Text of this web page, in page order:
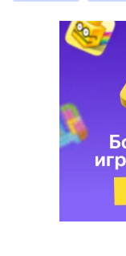
В ГИБДД
сезон, так как
ездить на
гибели
Белой
полномочий. В
уголовное дело